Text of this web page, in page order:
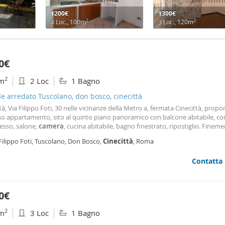
1200€
4 Loc., 100m2
1300€
3 Loc., 120m2
2 2 Loc 1 Bagno
arredato Tuscolano, don bosco, cinecittà
Via Filippo Foti, 30 nelle vicinanze della Metro a, fermata Cinecittà,
appartamento, sito al quinto piano panoramico con balcone abitabile,
salone, camera, cucina abitabile, bagno finestrato, ripostiglio.
comprensive di spese condominiali. Per informazioni e per fissare un
Foti, Tuscolano, Don Bosco,Cinecittà, Roma
Contatta
2 3 Loc 1 Bagno